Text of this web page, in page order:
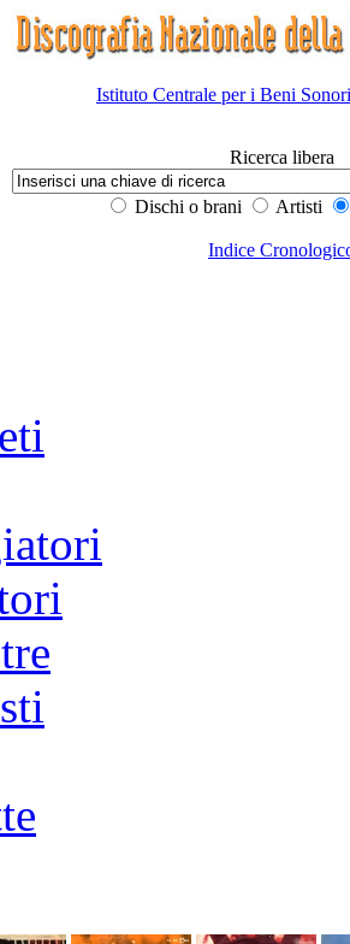
Istituto Centrale per i Beni
Ricerca libera
Dischi o brani Artisti
Indice